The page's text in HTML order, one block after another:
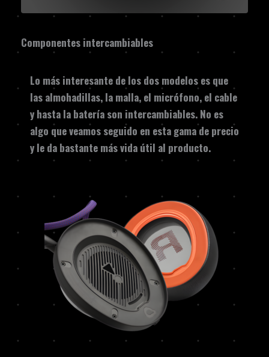
Componentes intercambiables
Lo más interesante de los dos modelos es que
las almohadillas, la malla, el micrófono, el cable
y hasta la batería son intercambiables. No es
algo que veamos seguido en esta gama de precio
y le da bastante más vida útil al producto.